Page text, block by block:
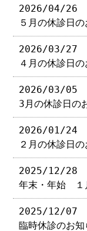
2026/04/26
５月の休診日
2026/03/27
４月の休診日
2026/03/05
3月の休診日の
2026/01/24
２月の休診日
2025/12/28
年末・年始 １
2025/12/07
臨時休診のお知